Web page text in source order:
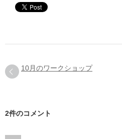
10月のワークショップ
2件のコメント